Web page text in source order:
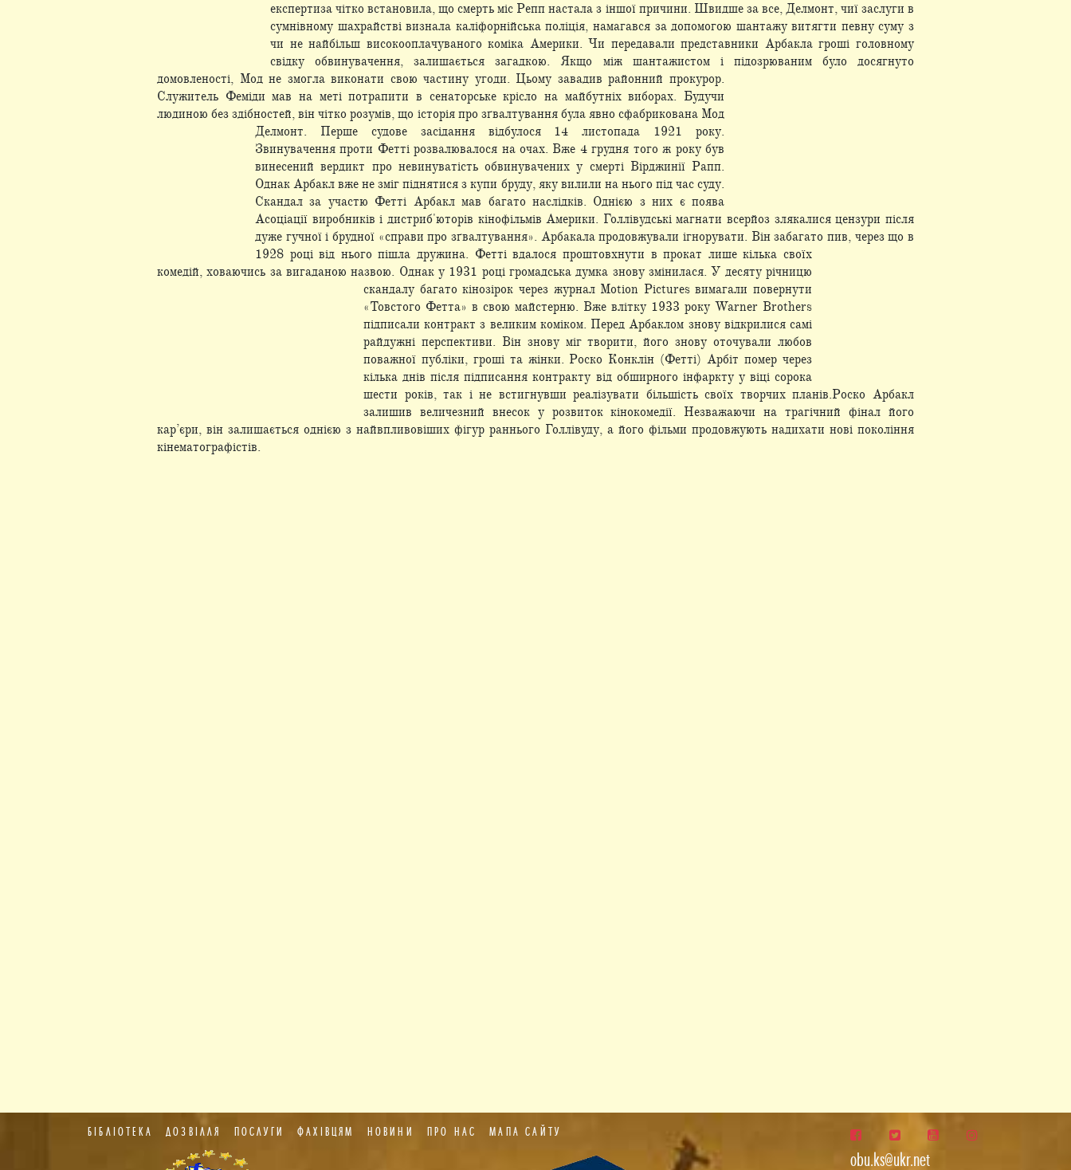
експертиза чітко встановила, що смерть міс Репп настала з іншої причини. Швидше за все, Делмонт, чиї заслуги в
сумнівному шахрайстві визнала каліфорнійська поліція, намагався за допомогою шантажу витягти певну суму з
чи не найбільш високооплачуваного коміка Америки. Чи передавали представники Арбакла гроші головному
свідку обвинувачення, залишається загадкою. Якщо між шантажистом і підозрюваним було досягнуто
домовленості, Мод не змогла виконати свою частину угоди. Цьому завадив районний прокурор.
Служитель Феміди мав на меті потрапити в сенаторське крісло на майбутніх виборах. Будучи
людиною без здібностей, він чітко розумів, що історія про зґвалтування була явно сфабрикована Мод
Делмонт. Перше судове засідання відбулося 14 листопада 1921 року.
Звинувачення проти Фетті розвалювалося на очах. Вже 4 грудня того ж року був
винесений вердикт про невинуватість обвинувачених у смерті Вірджинії Рапп.
Однак Арбакл вже не зміг піднятися з купи бруду, яку вилили на нього під час суду.
Скандал за участю Фетті Арбакл мав багато наслідків. Однією з них є поява
Асоціації виробників і дистриб'юторів кінофільмів Америки. Голлівудські магнати всерйоз злякалися цензури після
дуже гучної і брудної «справи про зґвалтування». Арбакала продовжували ігнорувати. Він забагато пив, через що в
1928 році від нього пішла дружина. Фетті вдалося проштовхнути в прокат лише кілька своїх
комедій, ховаючись за вигаданою назвою. Однак у 1931 році громадська думка знову змінилася. У десяту річницю
скандалу багато кінозірок через журнал Motion Pictures вимагали повернути
«Товстого Фетта» в свою майстерню. Вже влітку 1933 року Warner Brothers
підписали контракт з великим коміком. Перед Арбаклом знову відкрилися самі
райдужні перспективи. Він знову міг творити, його знову оточували любов
поважної публіки, гроші та жінки. Роско Конклін (Фетті) Арбіт помер через
кілька днів після підписання контракту від обширного інфаркту у віці сорока
шести років, так і не встигнувши реалізувати більшість своїх творчих планів.Роско Арбакл
залишив величезний внесок у розвиток кінокомедії. Незважаючи на трагічний фінал його
кар’єри, він залишається однією з найвпливовіших фігур раннього Голлівуду, а його фільми продовжують надихати нові покоління
кінематографістів.
БІБЛІОТЕКА ДОЗВІЛЛЯ ПОСЛУГИ ФАХІВЦЯМ НОВИНИ ПРО НАС МАПА САЙТУ
obu.ks@ukr.net